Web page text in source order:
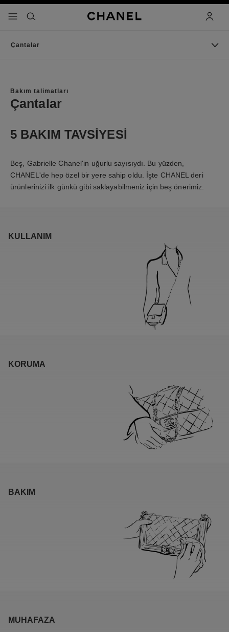
menü - ana gezinti
- ana gezinti menüsü
arama hesap
Çantalar
Bakım talimatları
Çantalar
5 BAKIM TAVSIYESI
Beş, Gabrielle Chanel'in uğurlu sayısıydı. Bu yüzden,
CHANEL'de hep özel bir yere sahip oldu. İşte CHANEL deri
ürünlerinizi ilk günkü gibi saklayabilmeniz için beş önerimiz.
KULLANIM
KORUMA
BAKIM
MUHAFAZA